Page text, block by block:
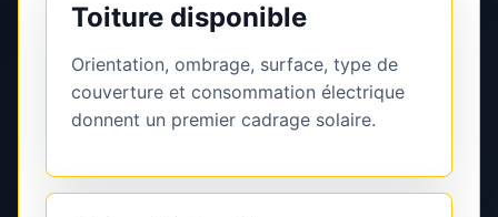
Toiture disponible
Orientation, ombrage, surface, type de
couverture et consommation électrique
donnent un premier cadrage solaire.